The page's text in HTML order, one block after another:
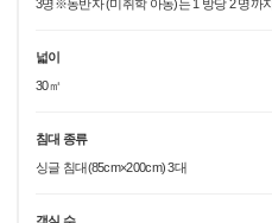
3명※동반자 (미취학 아동)는 1 방당 2 명까지
넓이
30㎡
침대 종류
싱글 침대(85cm×200cm) 3대